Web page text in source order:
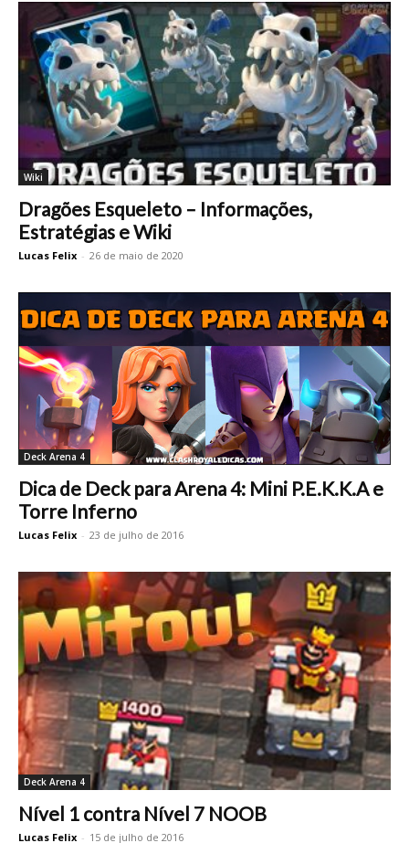
Wiki
Dragões Esqueleto – Informações,
Estratégias e Wiki
Lucas Felix - 26 de maio de 2020
Deck Arena 4
Dica de Deck para Arena 4: Mini P.E.K.K.A e
Torre Inferno
Lucas Felix - 23 de julho de 2016
Deck Arena 4
Nível 1 contra Nível 7 NOOB
Lucas Felix - 15 de julho de 2016